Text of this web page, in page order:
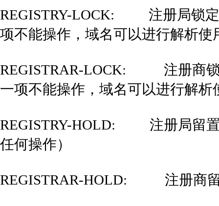
REGISTRY-LOCK: 注册局锁定(
项不能操作，域名可以进行解析使
REGISTRAR-LOCK: 注册商锁
一项不能操作，域名可以进行解析
REGISTRY-HOLD: 注册局留置
任何操作）
REGISTRAR-HOLD: 注册商留